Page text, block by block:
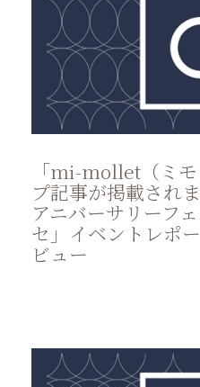
「mi-mollet（ミ
プ記事が掲載され
アニバーサリーフ
セ」イベントレポ
ビュー